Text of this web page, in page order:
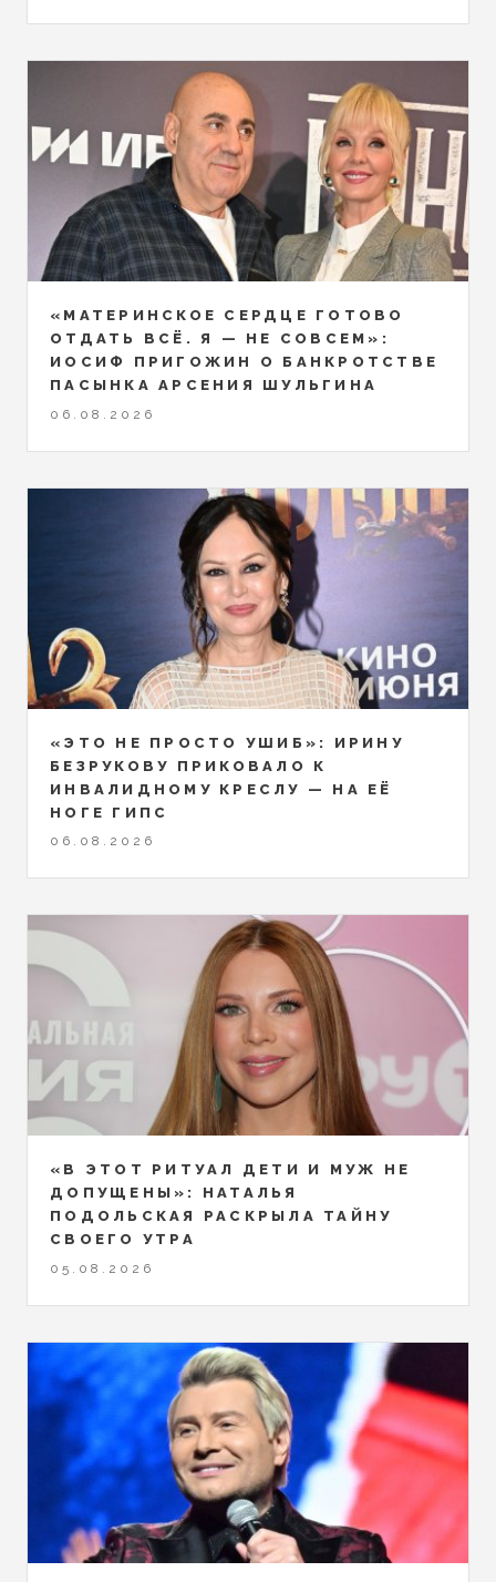
«МАТЕРИНСКОЕ СЕРДЦЕ ГОТОВО
ОТДАТЬ ВСЁ. Я — НЕ СОВСЕМ»:
ИОСИФ ПРИГОЖИН О БАНКРОТСТВЕ
ПАСЫНКА АРСЕНИЯ ШУЛЬГИНА
06.08.2026
«ЭТО НЕ ПРОСТО УШИБ»: ИРИНУ
БЕЗРУКОВУ ПРИКОВАЛО К
ИНВАЛИДНОМУ КРЕСЛУ — НА ЕЁ
НОГЕ ГИПС
06.08.2026
«В ЭТОТ РИТУАЛ ДЕТИ И МУЖ НЕ
ДОПУЩЕНЫ»: НАТАЛЬЯ
ПОДОЛЬСКАЯ РАСКРЫЛА ТАЙНУ
СВОЕГО УТРА
05.08.2026